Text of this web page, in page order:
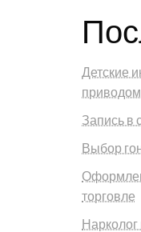
Детские
приводом
Запись в
Выбор
торговле